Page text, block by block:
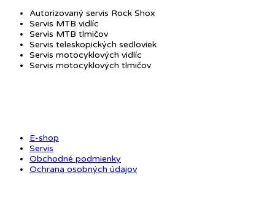
Autorizovaný servis Rock Shox
Servis MTB vidlíc
Servis MTB tlmičov
Servis teleskopických sedloviek
Servis motocyklových vidlíc
Servis motocyklových tlmičov
E-shop
Servis
Obchodné podmienky
Ochrana osobných údajov